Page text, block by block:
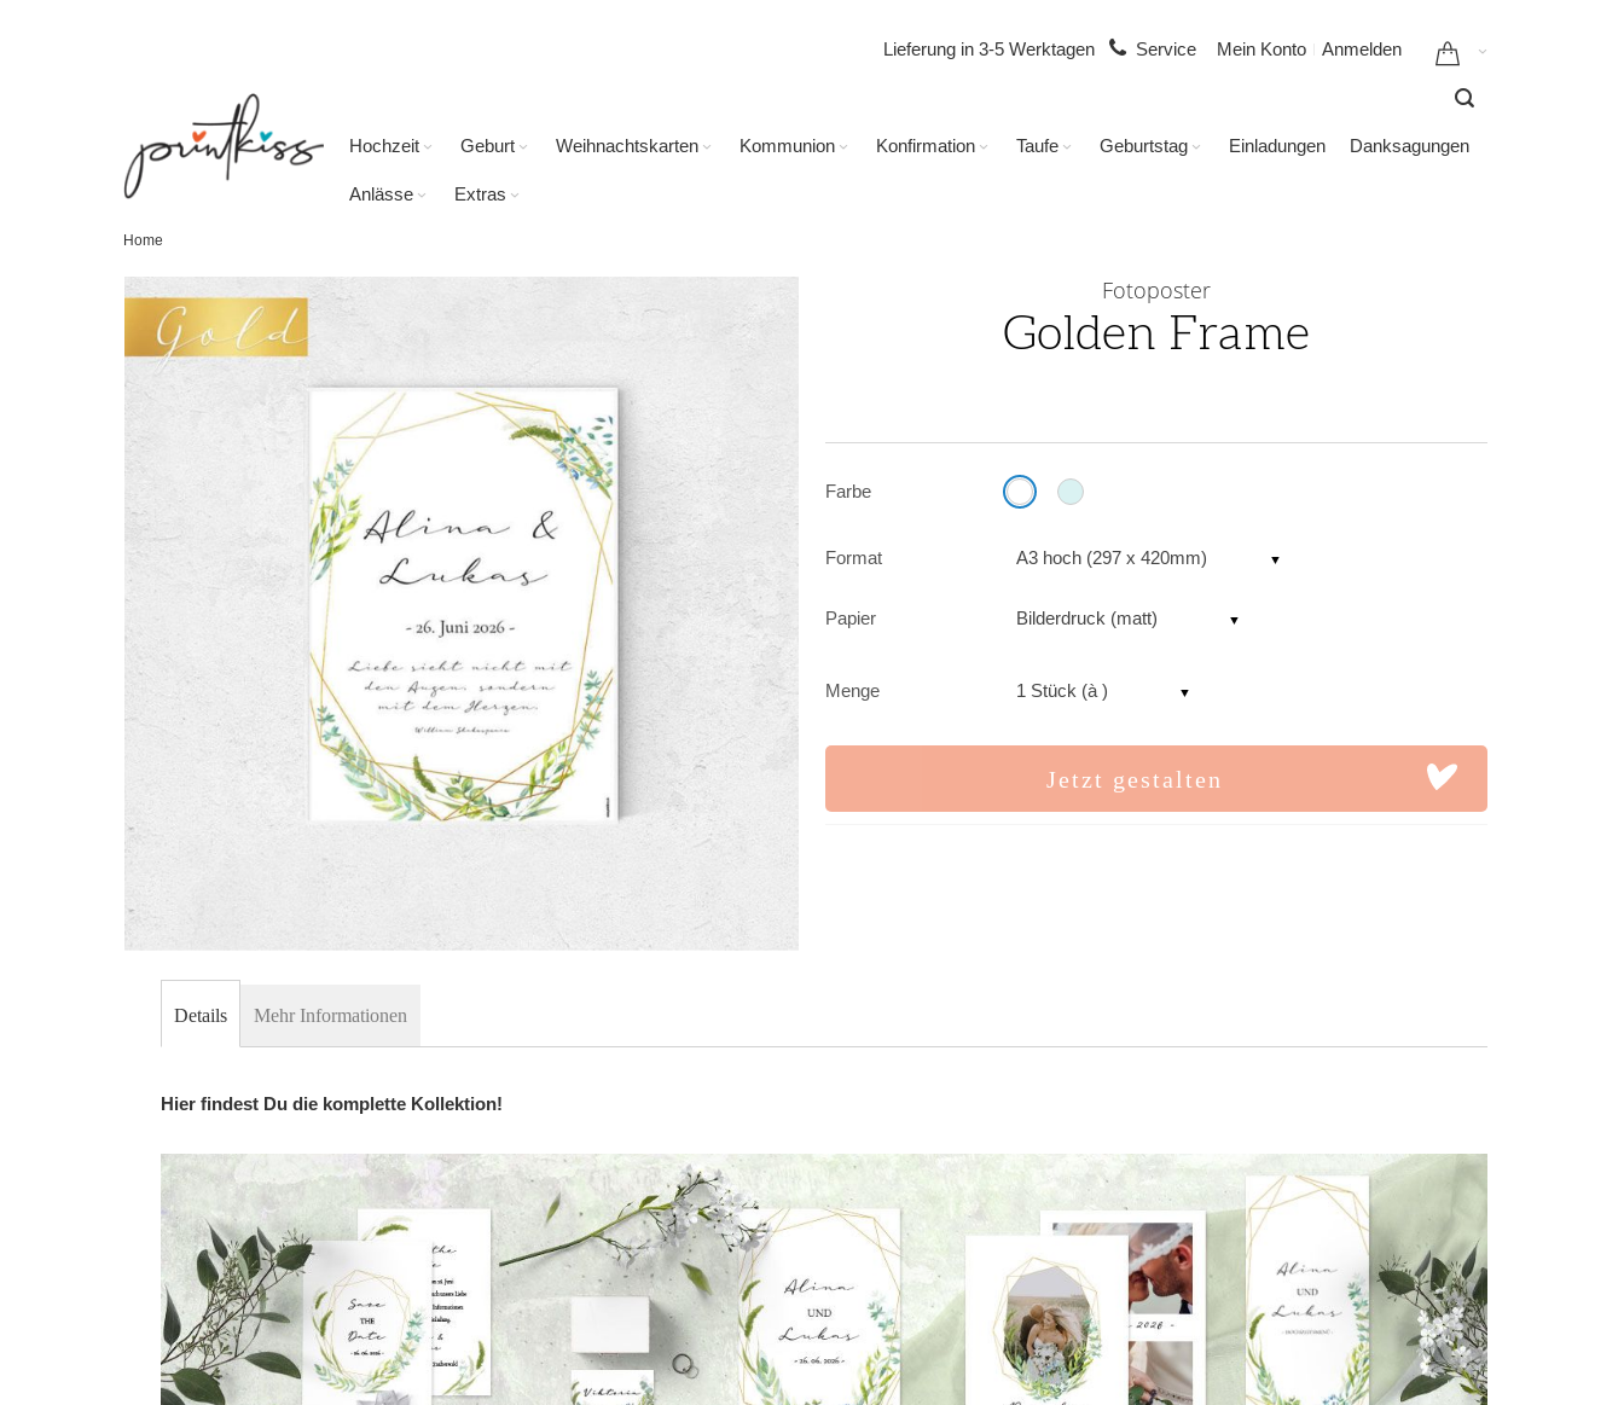
Mein Konto Anmelden
Lieferung in 3-5 Werktagen Service
Hochzeit Geburt Weihnachtskarten Kommunion Konfirmation Taufe Geburtstag Einladungen Danksagungen
Anlässe Extras
Home
Skip
the
end
gallery
images
gallery
Fotoposter
Golden Frame
Menge 1 Stück (à )
Farbe
Format A3 hoch (297 x 420mm)
Papier Bilderdruck (matt)
Jetzt gestalten
Details
Hier findest Du die komplette Kollektion!
Mehr Informationen